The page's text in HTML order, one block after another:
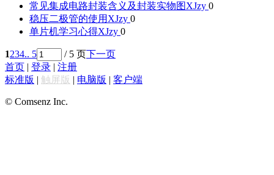
常见集成电路封装含义及封装实物图XJzy 0
稳压二极管的使用 XJzy 0
单片机学习心得XJzy 0
1234.. 5 / 5 页下一页
首页 | 登录 | 注册
标准版 | 触屏版 | 电脑版 | 客户端
© Comsenz Inc.